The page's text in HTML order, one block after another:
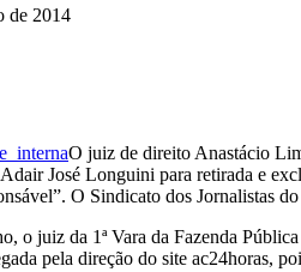
de 2014
O juiz de direito Anastácio
José Longuini para retirada e
O Sindicato dos Jornalistas
o juiz da 1ª Vara da Fazenda
pela direção do site ac24horas,